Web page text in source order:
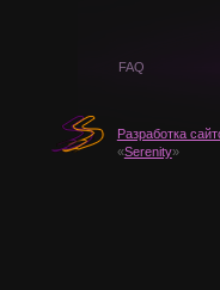
FAQ
Разработка
«Serenity»